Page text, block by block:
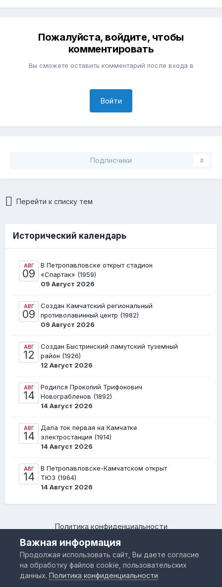
Пожалуйста, войдите, чтобы
комментировать
Вы сможете оставить комментарий после входа в
Войти
Подписчики 0
Перейти к списку тем
Исторический календарь
АВГ
09
В Петропавловске открыт стадион
«Спартак» (1959)
09 Август 2026
АВГ
09
Создан Камчатский региональный
противолавинный центр (1982)
09 Август 2026
АВГ
12
Создан Быстринский ламутский туземный
район (1926)
12 Август 2026
АВГ
14
Родился Прокопий Трифонович
Новограбленов (1892)
14 Август 2026
АВГ
14
Дала ток первая на Камчатке
электростанция (1914)
14 Август 2026
АВГ
14
В Петропавловске-Камчатском открыт
ТЮЗ (1964)
14 Август 2026
Политика конфиденциальности
Камчатский региональный форум "Я люблю Камчатку –
www.IloveKamchatka.ru"
Powered by Invision Community
Важная информация
Продолжая использовать сайт, Вы даете согласие
на обработку файлов cookie, пользовательских
данных.Политика конфиденциальности